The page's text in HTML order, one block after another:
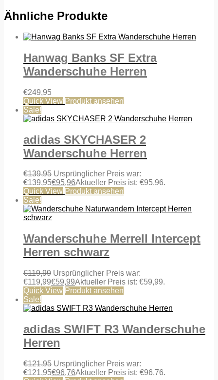
Ähnliche Produkte
Hanwag Banks SF Extra
Wanderschuhe Herren
€249,95
Quick View Produkt ansehen
Sale!
adidas SKYCHASER 2
Wanderschuhe Herren
€139,95 Ursprünglicher Preis war:
€139,95€95,96Aktueller Preis ist: €95,96.
Quick View Produkt ansehen
Sale!
Wanderschuhe Merrell Intercept
Herren schwarz
€119,99 Ursprünglicher Preis war:
€119,99€59,99Aktueller Preis ist: €59,99.
Quick View Produkt ansehen
Sale!
adidas SWIFT R3 Wanderschuhe
Herren
€121,95 Ursprünglicher Preis war:
€121,95€96,76Aktueller Preis ist: €96,76.